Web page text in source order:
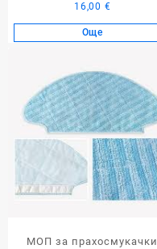
16,00 €
Още
МОП за прахосмукачки